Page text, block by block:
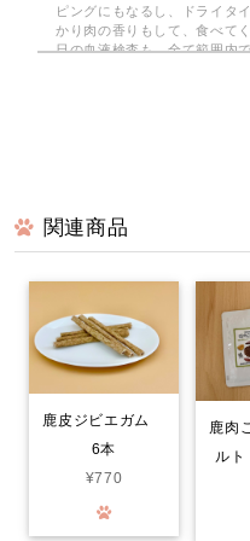
ピングにもなるし、ドライタ
かり肉の香りもして、食べて
日の血液検査も、全て範囲内
今回は鹿のドライジャーキー
分かるのか？凄く喜んでいま
のか！大喜びで！ 飼い主も
キーをあげて来ましたが！格
やご飯の前のおやつで あげ
山有るので！また購入させて
2026/07/
関連商品
鹿皮ジビエガム
6本
¥770
鹿肉
ル